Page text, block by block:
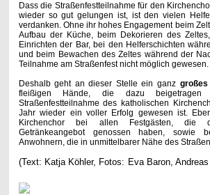
Dass die Straßenfestteilnahme für den
wieder so gut gelungen ist, ist den vielen
verdanken. Ohne ihr hohes Engagement beim
Aufbau der Küche, beim Dekorieren des
Einrichten der Bar, bei den Helferschichten
und beim Bewachen des Zeltes während der
Teilnahme am Straßenfest nicht möglich gewesen.
Deshalb geht an dieser Stelle ein ganz
fleißigen Hände, die dazu
Straßenfestteilnahme des katholischen
Jahr wieder ein voller Erfolg gewesen ist.
Kirchenchor bei allen Festgästen, die
Getränkeangebot genossen haben, sowie
Anwohnern, die in unmittelbarer Nähe des
(Text: Katja Köhler, Fotos: Eva Baron,